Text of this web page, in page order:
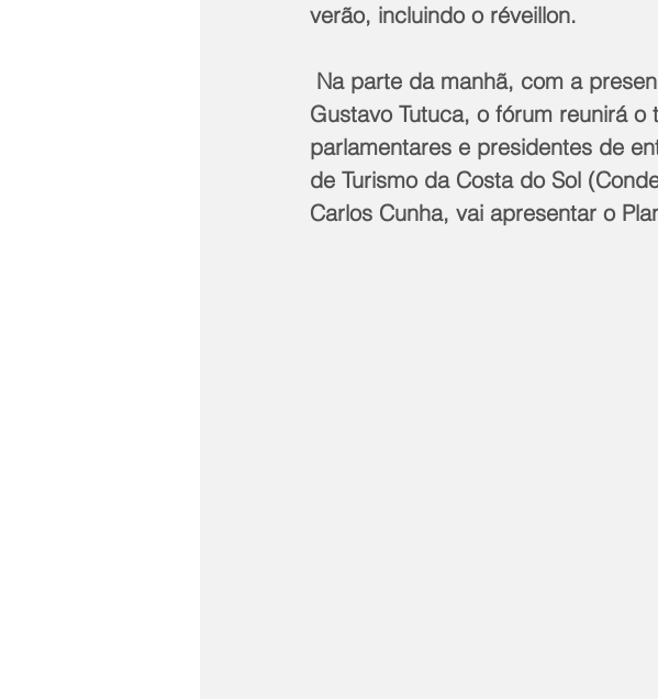
verão, incluindo o réveillon.
Gustavo Tutuca, o fórum reunirá
parlamentares e presidentes de
de Turismo da Costa do Sol
Carlos Cunha, vai apresentar o